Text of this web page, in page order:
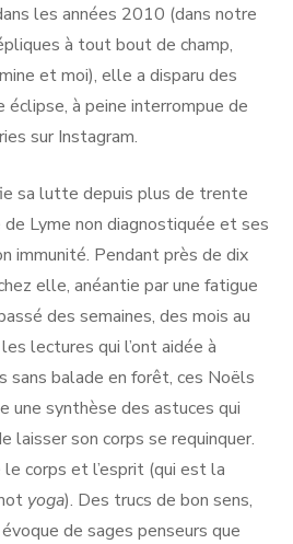
les années 2010 (dans notre
à tout bout de champ,
et moi), elle a disparu des
éclipse, à peine interrompue de
sur Instagram.
sa lutte depuis plus de trente
Lyme non diagnostiquée et ses
immunité. Pendant près de dix
elle, anéantie par une fatigue
des semaines, des mois au
lectures qui l’ont aidée à
sans balade en forêt, ces Noëls
une synthèse des astuces qui
laisser son corps se requinquer.
corps et l’esprit (qui est la
yoga). Des trucs de bon sens,
de sages penseurs que